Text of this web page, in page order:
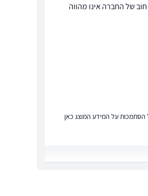
של החברה אינו מהווה
הסתמכות על המידע המוצג כאן